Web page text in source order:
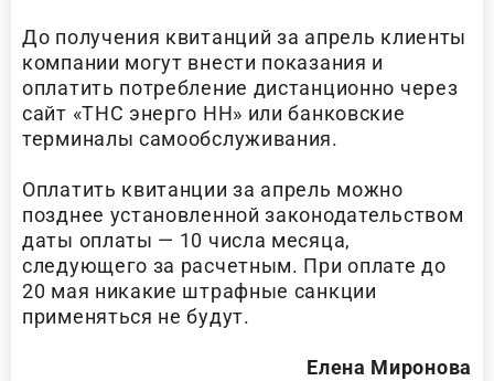
До получения квитанций за апрель клиенты
компании могут внести показания и
оплатить потребление дистанционно через
сайт «ТНС энерго НН» или банковские
терминалы самообслуживания.
Оплатить квитанции за апрель можно
позднее установленной законодательством
даты оплаты — 10 числа месяца,
следующего за расчетным. При оплате до
20 мая никакие штрафные санкции
применяться не будут.
Елена Миронова